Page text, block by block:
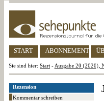
START ABONNEMENT
Sie sind hier: Start - Ausgabe 20 (2020),
Rezension
Kommentar schreiben